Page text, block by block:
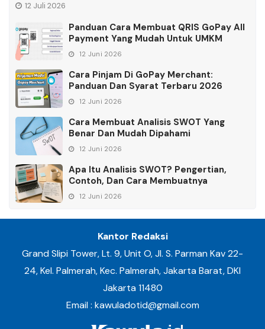
12 Juli 2026
Panduan Cara Membuat QRIS GoPay All
Payment Yang Mudah Untuk UMKM
12 Juni 2026
Cara Pinjam Di GoPay Merchant:
Panduan Dan Syarat Terbaru 2026
12 Juni 2026
Cara Membuat Analisis SWOT Yang
Benar Dan Mudah Dipahami
12 Juni 2026
Apa Itu Analisis SWOT? Pengertian,
Contoh, Dan Cara Membuatnya
12 Juni 2026
Kantor Redaksi
Grand Slipi Tower, Lt. 9, Unit O, Jl. S. Parman Kav 22-
24, Kel. Palmerah, Kec. Palmerah, Jakarta Barat, DKI
Jakarta 11480
Email : kawuladotid@gmail.com